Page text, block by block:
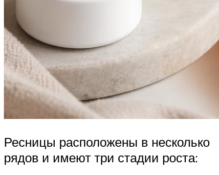
Ресницы расположены в несколько
рядов и имеют три стадии роста: